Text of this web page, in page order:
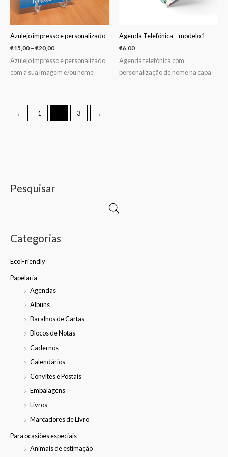
Pesquisar
Categorias
Eco Friendly
Papelaria
Agendas
Albuns
Baralhos de Cartas
Blocos de Notas
Cadernos
Calendários
Convites e Postais
Embalagens
Livros
Marcadores de Livro
Para ocasiões especiais
Animais de estimação
Azulejo impresso e personalizado
€15,00 – €20,00
Azulejo impresso e personalizado
com a sua imagem e/ou nome
Agenda Telefónica – modelo 1
€6,00
Agenda telefónica com
personalização de nome na capa
← 1 3 →